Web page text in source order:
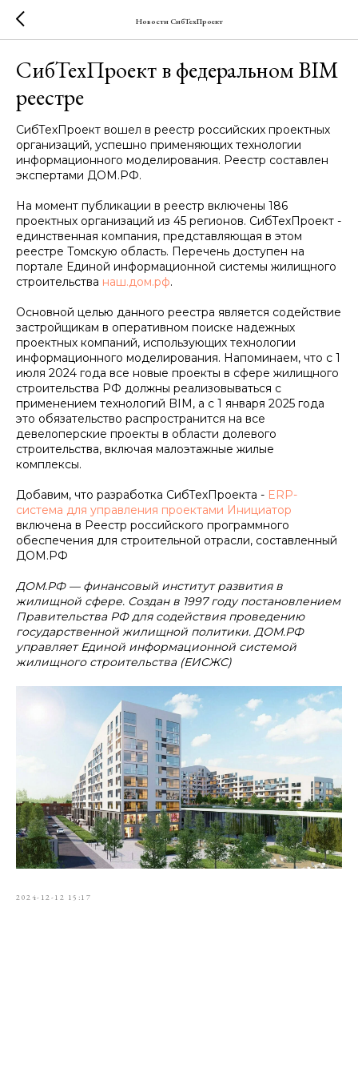
Новости СибТехПроект
СибТехПроект в федеральном BIM
реестре
СибТехПроект вошел в реестр российских проектных
организаций, успешно применяющих технологии
информационного моделирования. Реестр составлен
экспертами ДОМ.РФ.
На момент публикации в реестр включены 186
проектных организаций из 45 регионов. СибТехПроект -
единственная компания, представляющая в этом
реестре Томскую область. Перечень доступен на
портале Единой информационной системы жилищного
строительства наш.дом.рф.
Основной целью данного реестра является содействие
застройщикам в оперативном поиске надежных
проектных компаний, использующих технологии
информационного моделирования. Напоминаем, что с 1
июля 2024 года все новые проекты в сфере жилищного
строительства РФ должны реализовываться с
применением технологий BIM, а с 1 января 2025 года
это обязательство распространится на все
девелоперские проекты в области долевого
строительства, включая малоэтажные жилые
комплексы.
Добавим, что разработка СибТехПроекта - ERP-
система для управления проектами Инициатор
включена в Реестр российского программного
обеспечения для строительной отрасли, составленный
ДОМ.РФ
ДОМ.РФ — финансовый институт развития в
жилищной сфере. Создан в 1997 году постановлением
Правительства РФ для содействия проведению
государственной жилищной политики. ДОМ.РФ
управляет Единой информационной системой
жилищного строительства (ЕИСЖС)
2024-12-12 15:17